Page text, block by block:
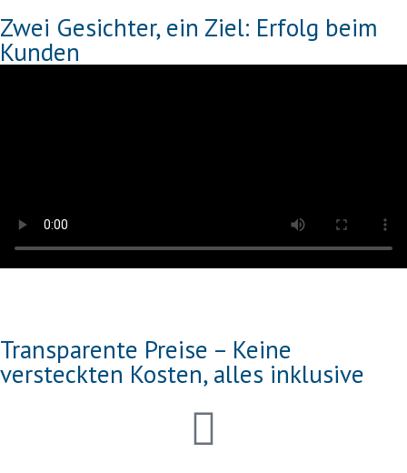
Zwei Gesichter, ein Ziel: Erfolg beim
Kunden
Transparente Preise – Keine
versteckten Kosten, alles inklusive